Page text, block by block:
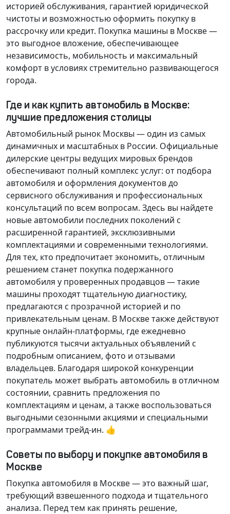
историей обслуживания, гарантией юридической
чистоты и возможностью оформить покупку в
рассрочку или кредит. Покупка машины в Москве —
это выгодное вложение, обеспечивающее
независимость, мобильность и максимальный
комфорт в условиях стремительно развивающегося
города.
Где и как купить автомобиль в Москве:
лучшие предложения столицы
Автомобильный рынок Москвы — один из самых
динамичных и масштабных в России. Официальные
дилерские центры ведущих мировых брендов
обеспечивают полный комплекс услуг: от подбора
автомобиля и оформления документов до
сервисного обслуживания и профессиональных
консультаций по всем вопросам. Здесь вы найдете
новые автомобили последних поколений с
расширенной гарантией, эксклюзивными
комплектациями и современными технологиями.
Для тех, кто предпочитает экономить, отличным
решением станет покупка подержанного
автомобиля у проверенных продавцов — такие
машины проходят тщательную диагностику,
предлагаются с прозрачной историей и по
привлекательным ценам. В Москве также действуют
крупные онлайн-платформы, где ежедневно
публикуются тысячи актуальных объявлений с
подробным описанием, фото и отзывами
владельцев. Благодаря широкой конкуренции
покупатель может выбрать автомобиль в отличном
состоянии, сравнить предложения по
комплектациям и ценам, а также воспользоваться
выгодными сезонными акциями и специальными
программами трейд-ин. 👍
Советы по выбору и покупке автомобиля в
Москве
Покупка автомобиля в Москве — это важный шаг,
требующий взвешенного подхода и тщательного
анализа. Перед тем как принять решение,